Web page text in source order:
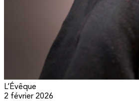
L’Évêque
2 février 2026